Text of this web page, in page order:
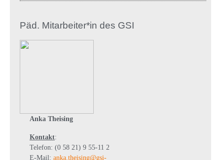
Päd. Mitarbeiter*in des GSI
Anka Theising
Kontakt:
Telefon: (0 58 21) 9 55-11 2
E-Mail: anka.theising@gsi-